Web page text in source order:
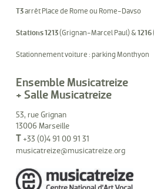
T3arrêt Place de Rome ou Rome-Davso
Stations 1213(Grignan-Marcel Paul) & 1216
Stationnement voiture : parking Monthyon
Ensemble Musicatreize
+ Salle Musicatreize
53, rue Grignan
13006 Marseille
T+33 (0)4 91 00 91 31
musicatreize@musicatreize.org